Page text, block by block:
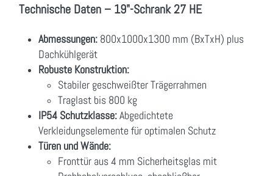
Technische Daten – 19"-Schrank 27 HE
Abmessungen: 800x1000x1300 mm (BxTxH) plus
Dachkühlgerät
Robuste Konstruktion:
Stabiler geschweißter Trägerrahmen
Traglast bis 800 kg
IP54 Schutzklasse:Abgedichtete
Verkleidungselemente für optimalen Schutz
Türen und Wände:
Fronttür aus 4 mm Sicherheitsglas mit